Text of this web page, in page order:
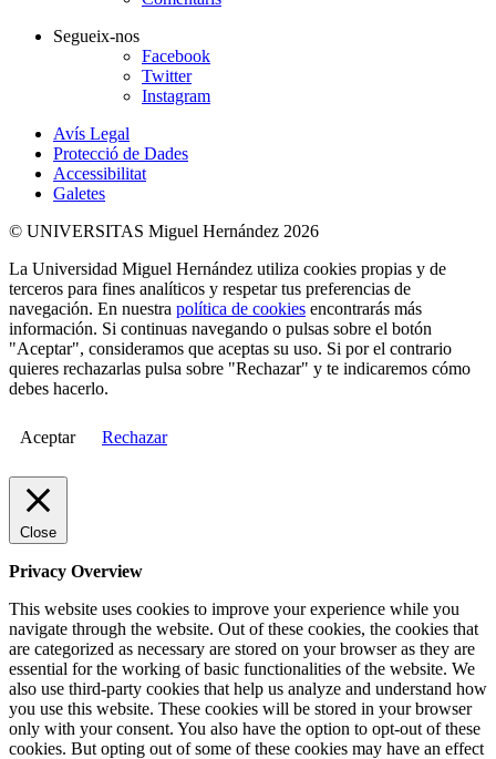
Segueix-nos
Facebook
Twitter
Instagram
Avís Legal
Protecció de Dades
Accessibilitat
Galetes
© UNIVERSITAS Miguel Hernández 2026
La Universidad Miguel Hernández utiliza cookies propias y de
terceros para fines analíticos y respetar tus preferencias de
navegación. En nuestra política de cookies encontrarás más
información. Si continuas navegando o pulsas sobre el botón
"Aceptar", consideramos que aceptas su uso. Si por el contrario
quieres rechazarlas pulsa sobre "Rechazar" y te indicaremos cómo
debes hacerlo.
Aceptar Rechazar
Close
Privacy Overview
This website uses cookies to improve your experience while you
navigate through the website. Out of these cookies, the cookies that
are categorized as necessary are stored on your browser as they are
essential for the working of basic functionalities of the website. We
also use third-party cookies that help us analyze and understand how
you use this website. These cookies will be stored in your browser
only with your consent. You also have the option to opt-out of these
cookies. But opting out of some of these cookies may have an effect